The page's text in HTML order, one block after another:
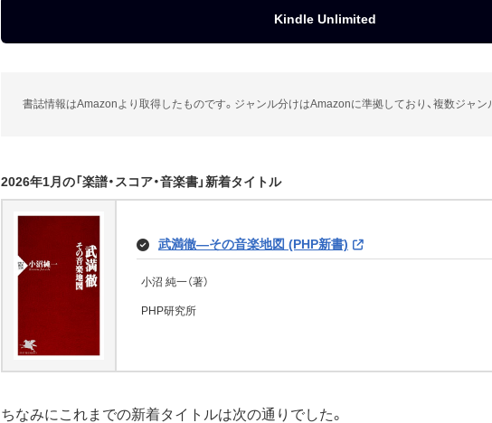
Kindle Unlimited
書誌情報はAmazonより取得したものです。ジャンル分けはAmazonに準拠しており、複数ジャン
2026年1月の「楽譜・スコア・音楽書」新着タイトル
武満徹―その音楽地図 (PHP新書)
小沼 純一（著）
PHP研究所
ちなみにこれまでの新着タイトルは次の通りでした。